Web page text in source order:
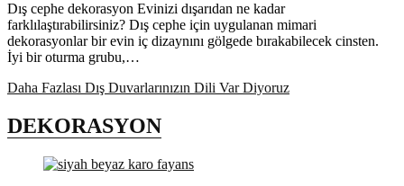
Dış cephe dekorasyon Evinizi dışarıdan ne kadar
farklılaştırabilirsiniz? Dış cephe için uygulanan mimari
dekorasyonlar bir evin iç dizaynını gölgede bırakabilecek cinsten.
İyi bir oturma grubu,…
Daha Fazlası Dış Duvarlarınızın Dili Var Diyoruz
DEKORASYON